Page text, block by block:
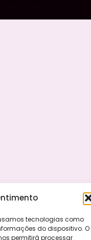
tecnologias como
do dispositivo. O
permitirá processar